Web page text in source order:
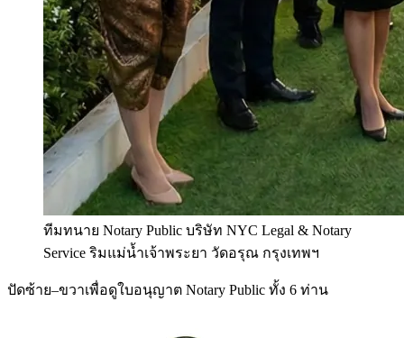
ทีมทนาย Notary Public บริษัท NYC Legal & Notary
Service ริมแม่น้ำเจ้าพระยา วัดอรุณ กรุงเทพฯ
ปัดซ้าย–ขวาเพื่อดูใบอนุญาต Notary Public ทั้ง 6 ท่าน